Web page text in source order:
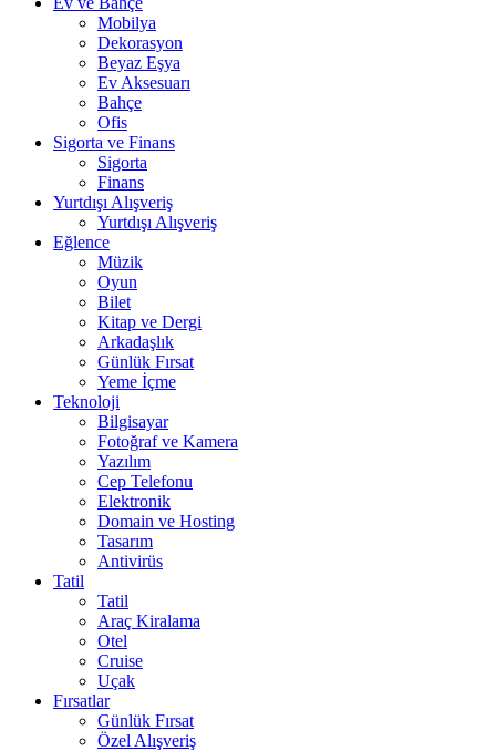
Mobilya
Dekorasyon
Beyaz Eşya
Ev Aksesuarı
Bahçe
Ofis
Sigorta ve Finans
Sigorta
Finans
Yurtdışı Alışveriş
Yurtdışı Alışveriş
Eğlence
Müzik
Oyun
Bilet
Kitap ve Dergi
Arkadaşlık
Günlük Fırsat
Yeme İçme
Teknoloji
Bilgisayar
Fotoğraf ve Kamera
Yazılım
Cep Telefonu
Elektronik
Domain ve Hosting
Tasarım
Antivirüs
Tatil
Tatil
Araç Kiralama
Otel
Cruise
Uçak
Fırsatlar
Günlük Fırsat
Özel Alışveriş